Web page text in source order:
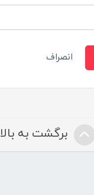
انصراف
برگشت به بالا